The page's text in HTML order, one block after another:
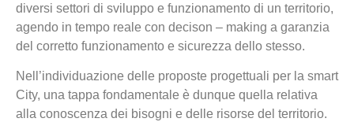
diversi settori di sviluppo e funzionamento di un territorio,
agendo in tempo reale con decison – making a garanzia
del corretto funzionamento e sicurezza dello stesso.
Nell’individuazione delle proposte progettuali per la smart
City, una tappa fondamentale è dunque quella relativa
alla conoscenza dei bisogni e delle risorse del territorio.